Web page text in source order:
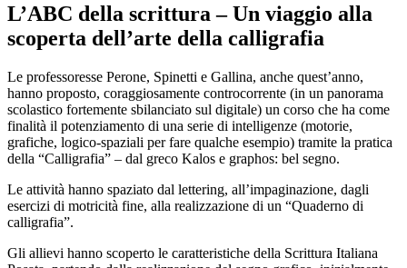
L’ABC della scrittura – Un viaggio alla
scoperta dell’arte della calligrafia
Le professoresse Perone, Spinetti e Gallina, anche quest’anno,
hanno proposto, coraggiosamente controcorrente (in un panorama
scolastico fortemente sbilanciato sul digitale) un corso che ha come
finalità il potenziamento di una serie di intelligenze (motorie,
grafiche, logico-spaziali per fare qualche esempio) tramite la pratica
della “Calligrafia” – dal greco Kalos e graphos: bel segno.
Le attività hanno spaziato dal lettering, all’impaginazione, dagli
esercizi di motricità fine, alla realizzazione di un “Quaderno di
calligrafia”.
Gli allievi hanno scoperto le caratteristiche della Scrittura Italiana